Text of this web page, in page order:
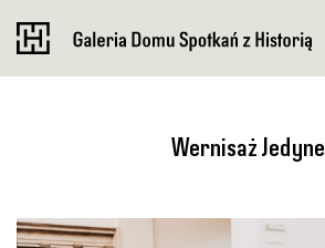
Wernisaż Jedyne